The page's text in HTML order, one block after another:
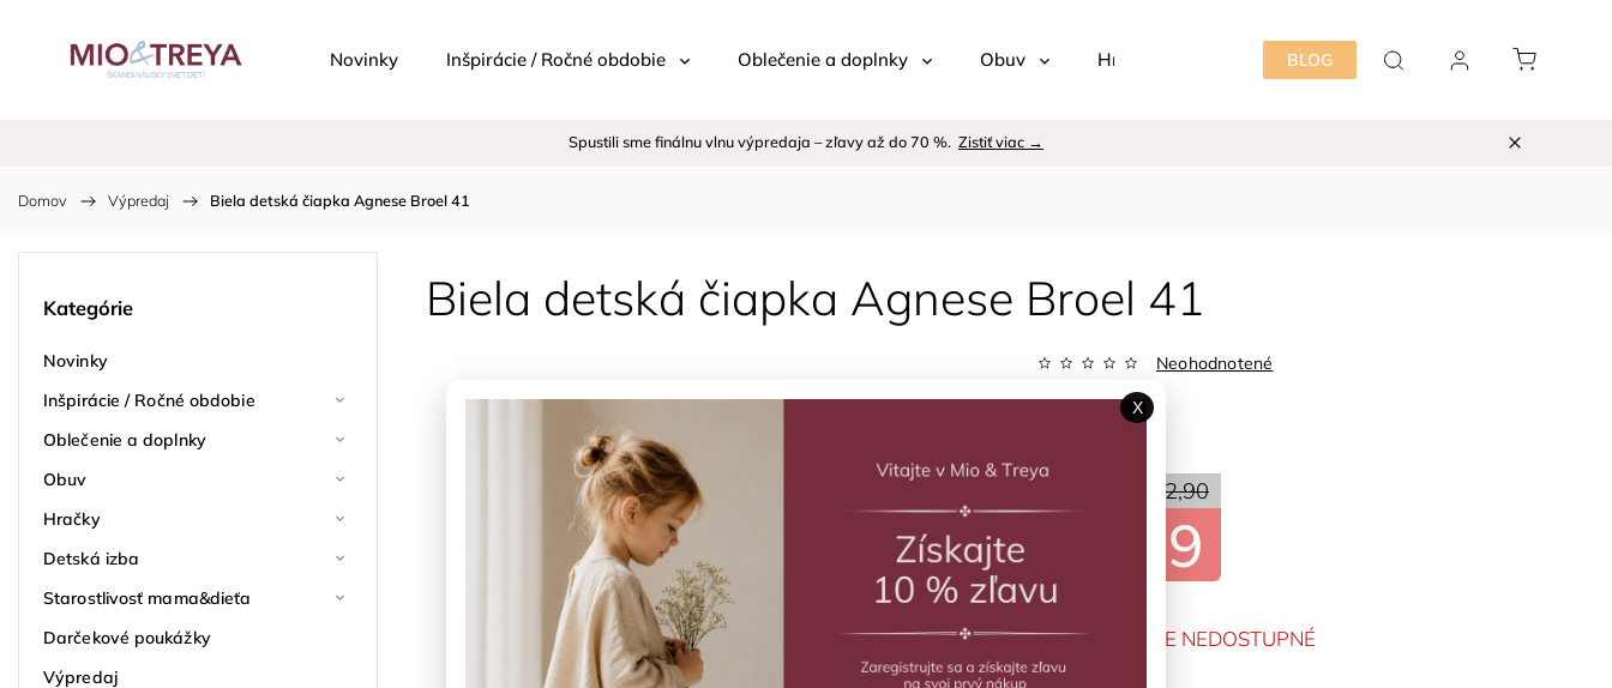
BLOG
Novinky Inšpirácie / Ročné obdobie Oblečenie a doplnky Obuv Hračky Detská izba Starostlivosť
Spustili sme finálnu vlnu výpredaja – zľavy až do 70 %. Zistiť viac →
Domov / Výpredaj / Biela detská čiapka Agnese Broel 41
Kategórie
Novinky
Inšpirácie / Ročné obdobie
Oblečenie a doplnky
Obuv
Hračky
Detská izba
Starostlivosť mama&dieťa
Darčekové poukážky
Výpredaj
Biela detská čiapka Agnese Broel 41
Neohodnotené
€12,90
€1,29
Kód: AGNESEB-41
MOMENTÁLNE NEDOSTUPNÉ
X